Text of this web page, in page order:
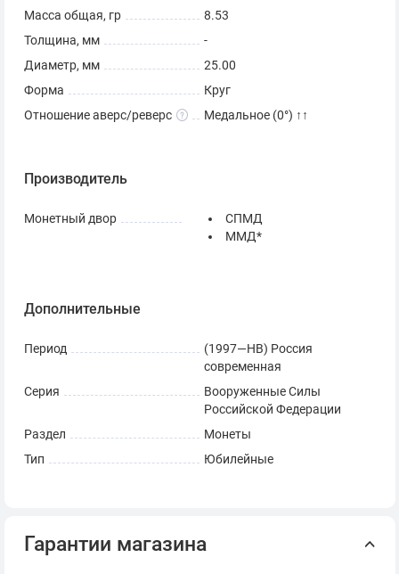
Масса общая, гр
8.53
Толщина, мм
-
Диаметр, мм
25.00
Форма
Круг
Отношение аверс/реверс
Медальное (0°) ↑↑
Производитель
Монетный двор
СПМД
ММД*
Дополнительные
Период
(1997—НВ) Россия
современная
Серия
Вооруженные Силы
Российской Федерации
Раздел
Монеты
Тип
Юбилейные
Гарантии магазина